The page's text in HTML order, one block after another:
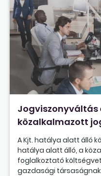
közalkalmazott
A Kjt. hatálya alatt álló
hatálya alatt álló, a
foglalkoztató
gazdasági társaságnak